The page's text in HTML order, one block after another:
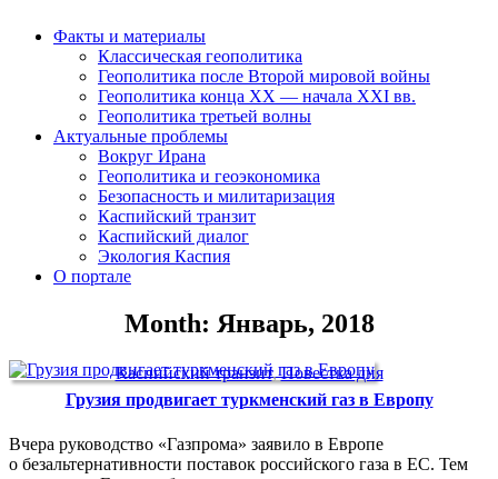
Факты и материалы
Классическая геополитика
Геополитика после Второй мировой войны
Геополитика конца XX — начала XXI вв.
Геополитика третьей волны
Актуальные проблемы
Вокруг Ирана
Геополитика и геоэкономика
Безопасность и милитаризация
Каспийский транзит
Каспийский диалог
Экология Каспия
О портале
Month: Январь, 2018
Каспийский транзит,Повестка дня
Грузия продвигает туркменский газ в Европу
Вчера руководство «Газпрома» заявило в Европе
о безальтернативности поставок российского газа в ЕС. Тем